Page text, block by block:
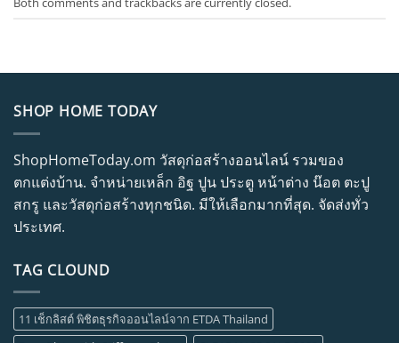
SHOP HOME TODAY
ShopHomeToday.om วัสดุก่อสร้างออนไลน์ รวมของ
ตกแต่งบ้าน. จำหน่ายเหล็ก อิฐ ปูน ประตู หน้าต่าง น๊อต ตะปู
สกรู และวัสดุก่อสร้างทุกชนิด. มีให้เลือกมากที่สุด. จัดส่งทั่ว
ประเทศ.
TAG CLOUND
11 เช็กลิสต์ พิชิตธุรกิจออนไลน์จาก ETDA Thailand